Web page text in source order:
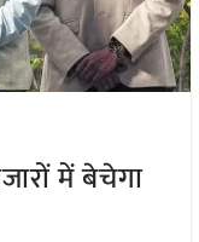
में बेचेगा